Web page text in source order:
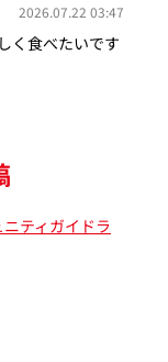
2026.07.22 03:47
く食べたいです
ニティガイドラ